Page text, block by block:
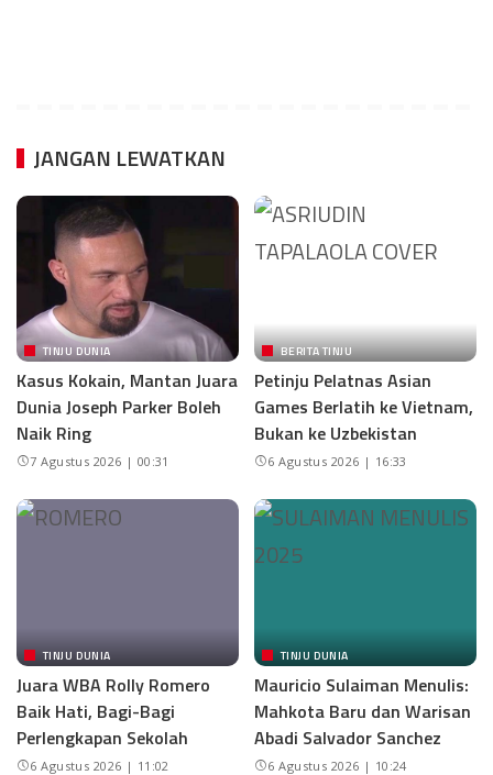
JANGAN LEWATKAN
TINJU DUNIA
Kasus Kokain, Mantan Juara
Dunia Joseph Parker Boleh
Naik Ring
7 Agustus 2026 | 00:31
BERITA TINJU
Petinju Pelatnas Asian
Games Berlatih ke Vietnam,
Bukan ke Uzbekistan
6 Agustus 2026 | 16:33
TINJU DUNIA
Juara WBA Rolly Romero
Baik Hati, Bagi-Bagi
Perlengkapan Sekolah
6 Agustus 2026 | 11:02
TINJU DUNIA
Mauricio Sulaiman Menulis:
Mahkota Baru dan Warisan
Abadi Salvador Sanchez
6 Agustus 2026 | 10:24